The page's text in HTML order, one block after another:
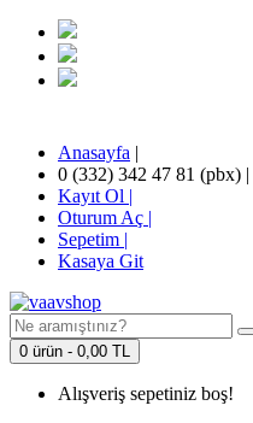
Anasayfa |
0 (332) 342 47 81 (pbx) |
Kayıt Ol |
Oturum Aç |
Sepetim |
Kasaya Git
0 ürün - 0,00 TL
Alışveriş sepetiniz boş!